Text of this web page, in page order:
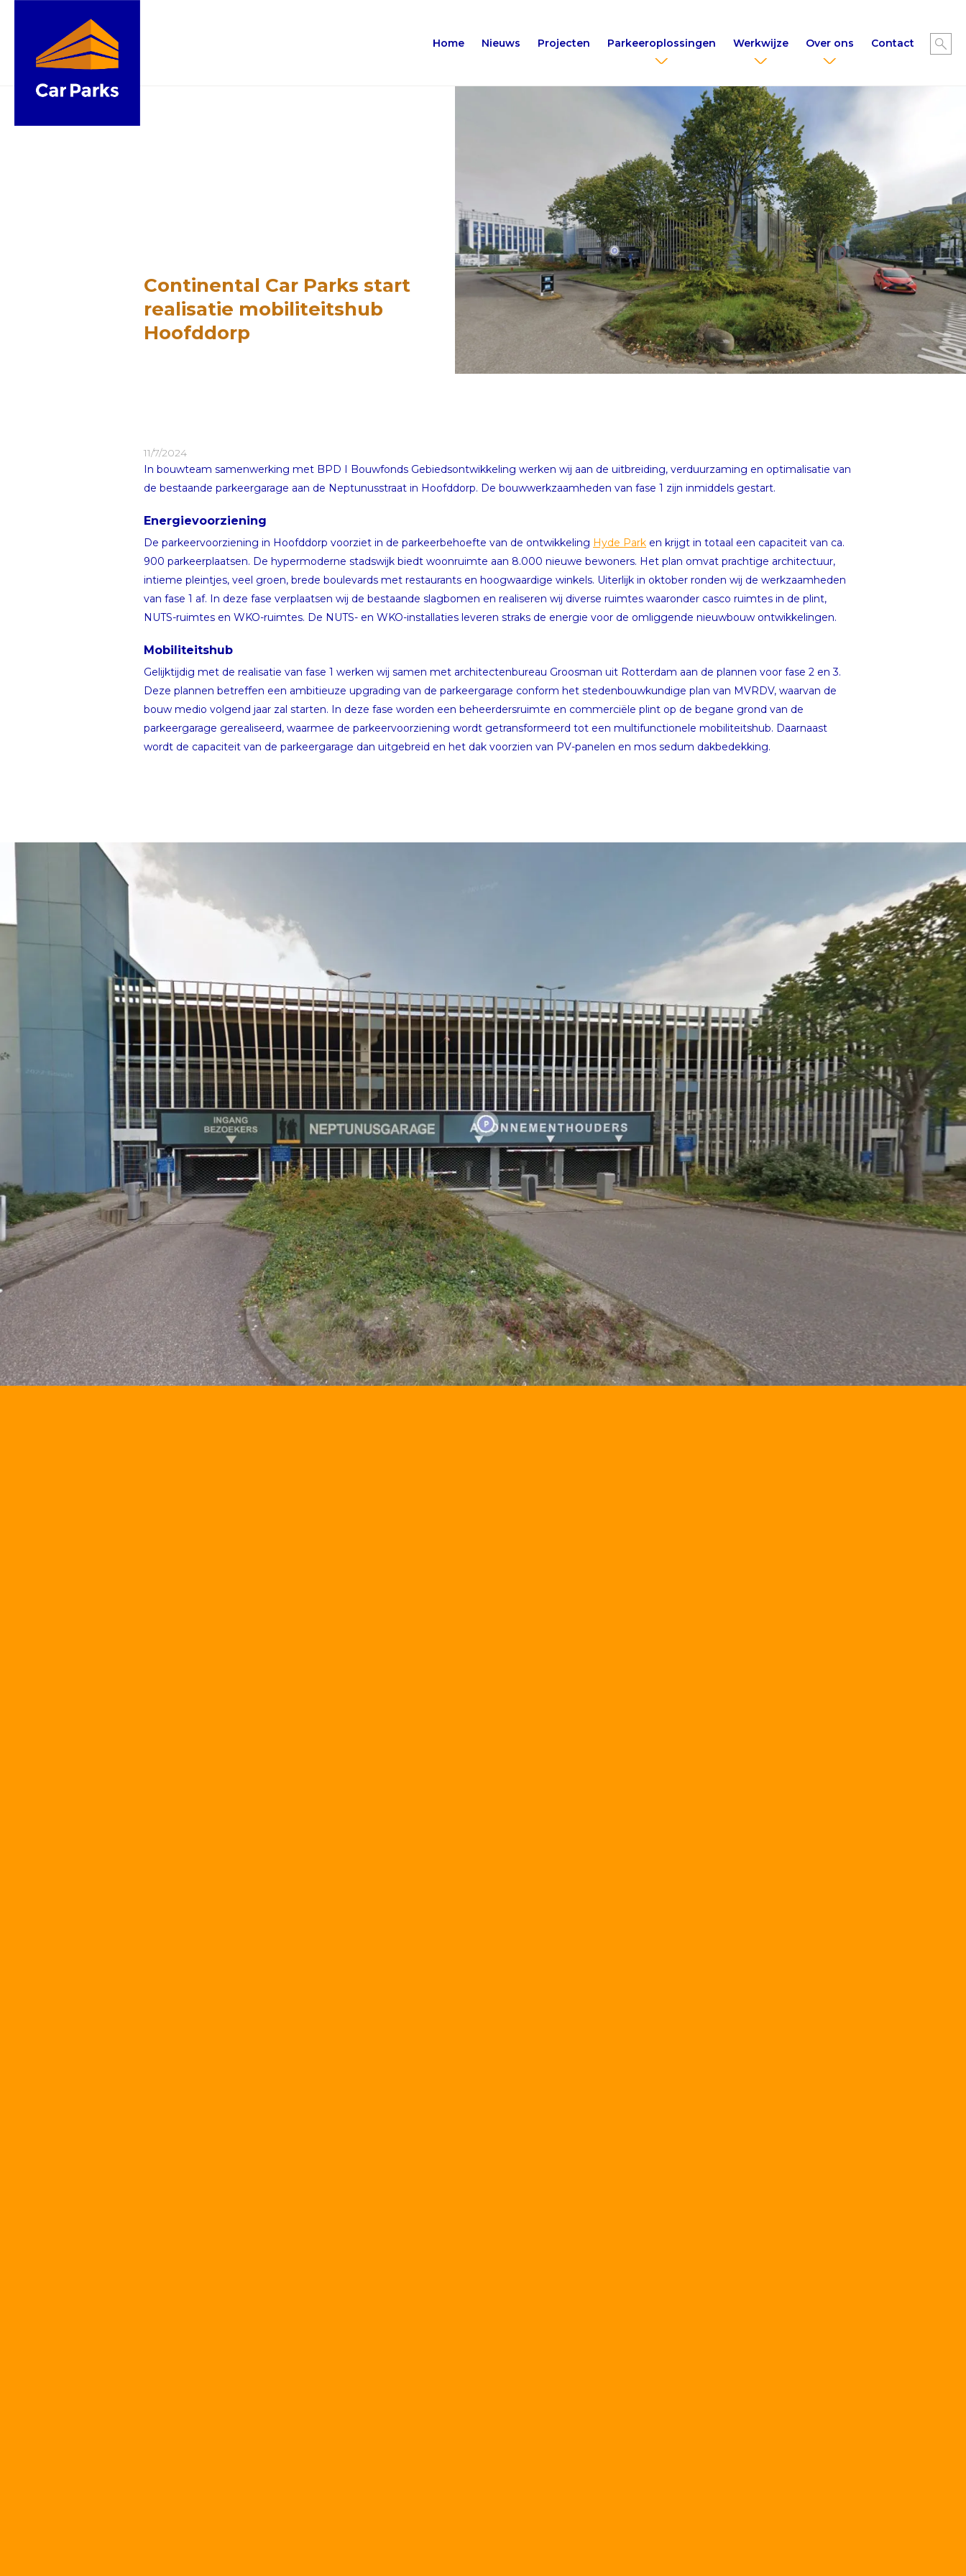
Home Nieuws Projecten Parkeeroplossingen Werkwijze Over ons Contact
Continental Car Parks start
realisatie mobiliteitshub
Hoofddorp
11/7/2024
In bouwteam samenwerking met BPD I Bouwfonds Gebiedsontwikkeling werken wij aan de uitbreiding, verduurzaming en optimalisatie van
de bestaande parkeergarage aan de Neptunusstraat in Hoofddorp. De bouwwerkzaamheden van fase 1 zijn inmiddels gestart.
Energievoorziening
De parkeervoorziening in Hoofddorp voorziet in de parkeerbehoefte van de ontwikkeling Hyde Park en krijgt in totaal een capaciteit van ca.
900 parkeerplaatsen. De hypermoderne stadswijk biedt woonruimte aan 8.000 nieuwe bewoners. Het plan omvat prachtige architectuur,
intieme pleintjes, veel groen, brede boulevards met restaurants en hoogwaardige winkels. Uiterlijk in oktober ronden wij de werkzaamheden
van fase 1 af. In deze fase verplaatsen wij de bestaande slagbomen en realiseren wij diverse ruimtes waaronder casco ruimtes in de plint,
NUTS-ruimtes en WKO-ruimtes. De NUTS- en WKO-installaties leveren straks de energie voor de omliggende nieuwbouw ontwikkelingen.
Mobiliteitshub
Gelijktijdig met de realisatie van fase 1 werken wij samen met architectenbureau Groosman uit Rotterdam aan de plannen voor fase 2 en 3.
Deze plannen betreffen een ambitieuze upgrading van de parkeergarage conform het stedenbouwkundige plan van MVRDV, waarvan de
bouw medio volgend jaar zal starten. In deze fase worden een beheerdersruimte en commerciële plint op de begane grond van de
parkeergarage gerealiseerd, waarmee de parkeervoorziening wordt getransformeerd tot een multifunctionele mobiliteitshub. Daarnaast
wordt de capaciteit van de parkeergarage dan uitgebreid en het dak voorzien van PV-panelen en mos sedum dakbedekking.